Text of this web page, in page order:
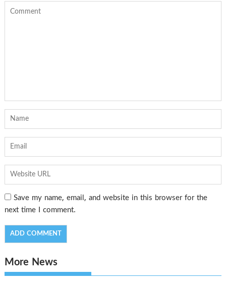
Save my name, email, and website in this browser for the
next time I comment.
More News